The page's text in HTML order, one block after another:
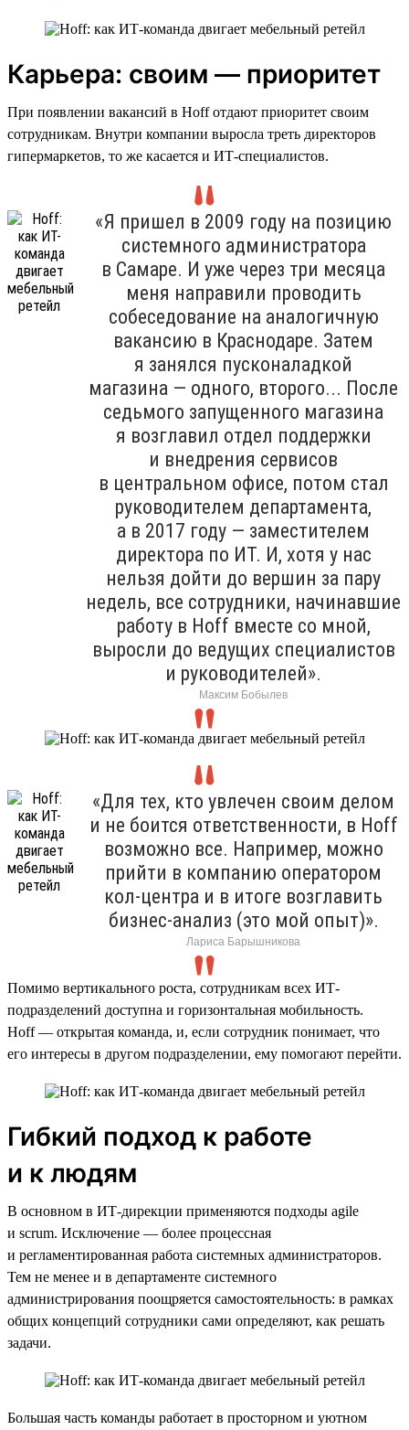
Карьера: своим — приоритет
При появлении вакансий в Hoff отдают приоритет своим
сотрудникам. Внутри компании выросла треть директоров
гипермаркетов, то же касается и ИТ-специалистов.
«Я пришел в 2009 году на позицию
системного администратора
в Самаре. И уже через три месяца
меня направили проводить
собеседование на аналогичную
вакансию в Краснодаре. Затем
я занялся пусконаладкой
магазина — одного, второго... После
седьмого запущенного магазина
я возглавил отдел поддержки
и внедрения сервисов
в центральном офисе, потом стал
руководителем департамента,
а в 2017 году — заместителем
директора по ИТ. И, хотя у нас
нельзя дойти до вершин за пару
недель, все сотрудники, начинавшие
работу в Hoff вместе со мной,
выросли до ведущих специалистов
и руководителей».
Максим Бобылев
«Для тех, кто увлечен своим делом
и не боится ответственности, в Hoff
возможно все. Например, можно
прийти в компанию оператором
кол-центра и в итоге возглавить
бизнес-анализ (это мой опыт)».
Лариса Барышникова
Помимо вертикального роста, сотрудникам всех ИТ-
подразделений доступна и горизонтальная мобильность.
Hoff — открытая команда, и, если сотрудник понимает, что
его интересы в другом подразделении, ему помогают перейти.
Гибкий подход к работе
и к людям
В основном в ИТ-дирекции применяются подходы agile
и scrum. Исключение — более процессная
и регламентированная работа системных администраторов.
Тем не менее и в департаменте системного
администрирования поощряется самостоятельность: в рамках
общих концепций сотрудники сами определяют, как решать
задачи.
Большая часть команды работает в просторном и уютном